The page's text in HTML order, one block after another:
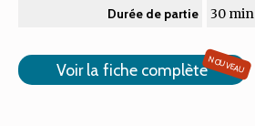
Durée de partie 30 min
Voir la fiche complèteNOUVEAU